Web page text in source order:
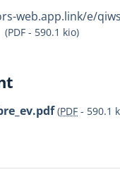
web.app.link/e/
(PDF - 590.1 kio)
(PDF - 590.1